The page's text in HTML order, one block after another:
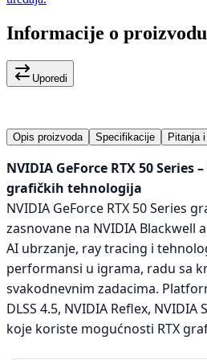
Informacije o proizvodu
Uporedi
Opis proizvoda Specifikacije Pitanja
NVIDIA GeForce RTX 50 Series
grafičkih tehnologija
NVIDIA GeForce RTX 50 Series
zasnovane na NVIDIA
AI ubrzanje, ray tracing i
performansi u igrama, radu sa
svakodnevnim zadacima.
DLSS 4.5, NVIDIA Reflex,
koje koriste mogućnosti RTX